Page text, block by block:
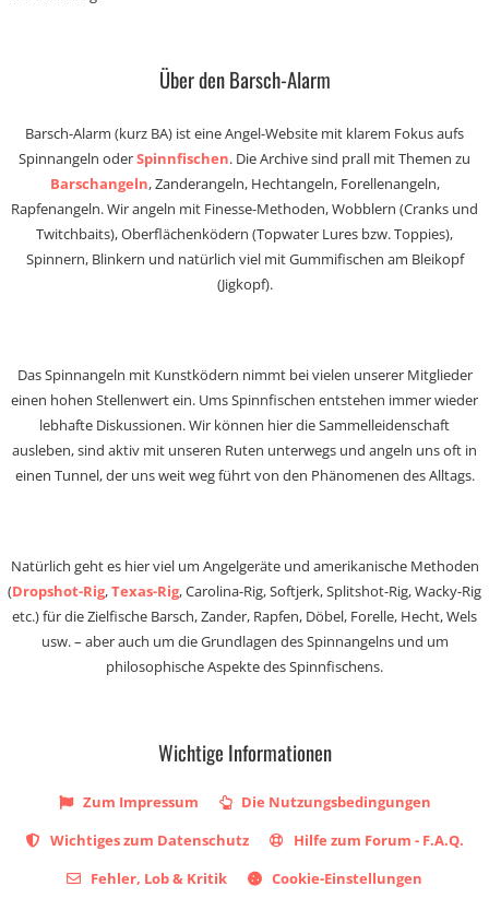
Über den Barsch-Alarm
Barsch-Alarm (kurz BA) ist eine Angel-Website mit klarem Fokus aufs
Spinnangeln oderSpinnfischen. Die Archive sind prall mit Themen zu
Barschangeln, Zanderangeln, Hechtangeln, Forellenangeln,
Rapfenangeln. Wir angeln mit Finesse-Methoden, Wobblern (Cranks und
Twitchbaits), Oberflächenködern (Topwater Lures bzw. Toppies),
Spinnern, Blinkern und natürlich viel mit Gummifischen am Bleikopf
(Jigkopf).
Das Spinnangeln mit Kunstködern nimmt bei vielen unserer Mitglieder
einen hohen Stellenwert ein. Ums Spinnfischen entstehen immer wieder
lebhafte Diskussionen. Wir können hier die Sammelleidenschaft
ausleben, sind aktiv mit unseren Ruten unterwegs und angeln uns oft in
einen Tunnel, der uns weit weg führt von den Phänomenen des Alltags.
Natürlich geht es hier viel um Angelgeräte und amerikanische Methoden
(Dropshot-Rig,Texas-Rig, Carolina-Rig, Softjerk, Splitshot-Rig, Wacky-Rig
etc.) für die Zielfische Barsch, Zander, Rapfen, Döbel, Forelle, Hecht, Wels
usw. – aber auch um die Grundlagen des Spinnangelns und um
philosophische Aspekte des Spinnfischens.
Wichtige Informationen
Zum Impressum
Die Nutzungsbedingungen
Wichtiges zum Datenschutz
Hilfe zum Forum - F.A.Q.
Fehler, Lob & Kritik
Cookie-Einstellungen